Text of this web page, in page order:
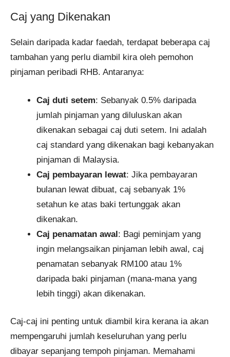
Caj yang Dikenakan
Selain daripada kadar faedah, terdapat beberapa caj
tambahan yang perlu diambil kira oleh pemohon
pinjaman peribadi RHB. Antaranya:
Caj duti setem: Sebanyak 0.5% daripada
jumlah pinjaman yang diluluskan akan
dikenakan sebagai caj duti setem. Ini adalah
caj standard yang dikenakan bagi kebanyakan
pinjaman di Malaysia.
Caj pembayaran lewat: Jika pembayaran
bulanan lewat dibuat, caj sebanyak 1%
setahun ke atas baki tertunggak akan
dikenakan.
Caj penamatan awal: Bagi peminjam yang
ingin melangsaikan pinjaman lebih awal, caj
penamatan sebanyak RM100 atau 1%
daripada baki pinjaman (mana-mana yang
lebih tinggi) akan dikenakan.
Caj-caj ini penting untuk diambil kira kerana ia akan
mempengaruhi jumlah keseluruhan yang perlu
dibayar sepanjang tempoh pinjaman. Memahami